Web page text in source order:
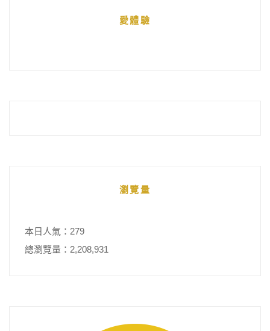
愛體驗
瀏覽量
本日人氣：279
總瀏覽量：2,208,931